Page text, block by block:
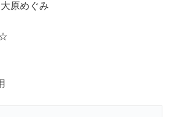
原めぐみ